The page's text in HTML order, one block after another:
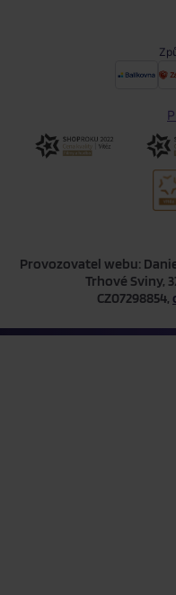
Provozovatel webu:
Trhové Sviny,
CZ07298854,